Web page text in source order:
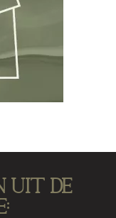
uit de